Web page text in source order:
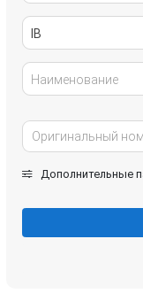
IB
Наименование
Дополнительные